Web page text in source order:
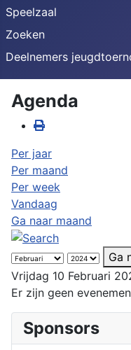
Speelzaal
Zoeken
Deelnemers
Agenda
Per jaar
Per maand
Per week
Vandaag
Ga naar maand
Ga
Vrijdag 10 Februari
Er zijn geen
Sponsors